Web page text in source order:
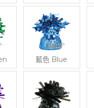
藍色 Blue